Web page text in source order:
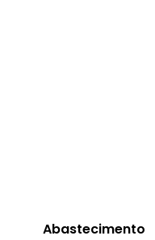
Abastecimento